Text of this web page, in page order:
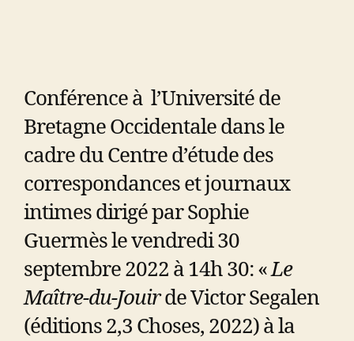
Conférence à l’Université de
Bretagne Occidentale dans le
cadre du Centre d’étude des
correspondances et journaux
intimes dirigé par Sophie
Guermès le vendredi 30
septembre 2022 à 14h 30: «Le
Maître-du-Jouirde Victor Segalen
(éditions 2,3 Choses, 2022) à la